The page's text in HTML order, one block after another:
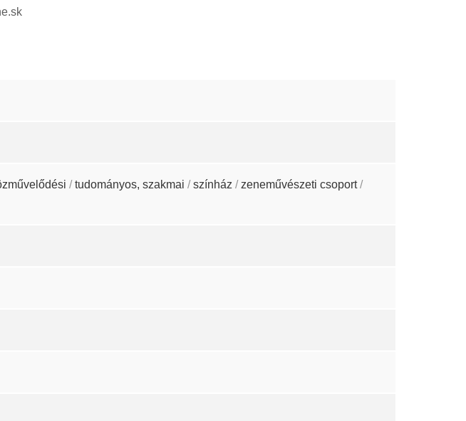
/tudományos, szakmai /színház / zeneművészeti csoport/